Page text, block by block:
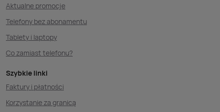
Aktualne promocje
Telefony bez abonamentu
Tablety i laptopy
Co zamiast telefonu?
Szybkie linki
Faktury i płatności
Korzystanie za granicą